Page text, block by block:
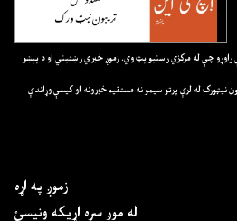
چې له مرکزي رسنيو پټ وي. زموږ خبري رښتيني او د پېښو
له لرې پرتو سيمو نه مستقيم خبرونه او کيسې وړاندې
زموږ په اړه
له موږ سره اړیکه ونیسئ